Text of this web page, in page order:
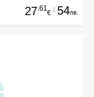
27.61
€ / 54лв.